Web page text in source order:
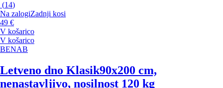
(14)
Na zalogiZadnji kosi
49 €
V košarico
V košarico
BENAB
Letveno dno Klasik90x200 cm,
nenastavljivo, nosilnost 120 kg